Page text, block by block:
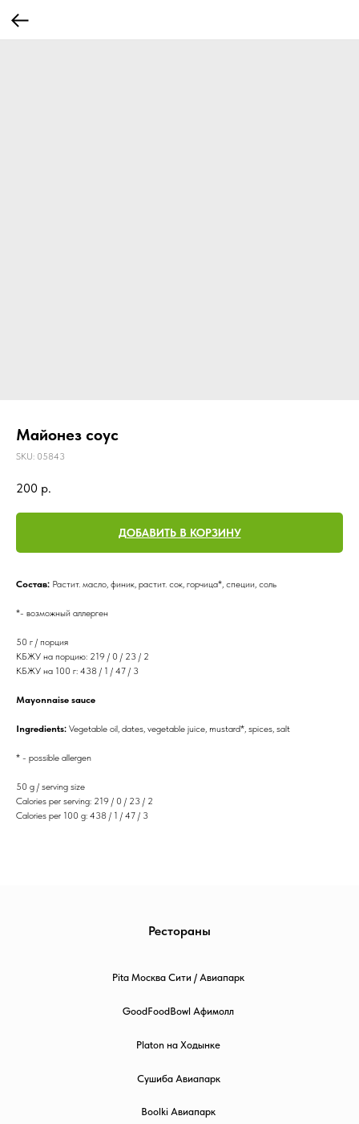
Майонез соус
SKU: 05843
200 р.
ДОБАВИТЬ В КОРЗИНУ
Состав: Растит. масло, финик, растит. сок, горчица*, специи, соль
*- возможный аллерген
50 г / порция
КБЖУ на порцию: 219 / 0 / 23 / 2
КБЖУ на 100 г: 438 / 1 / 47 / 3
Mayonnaise sauce
Ingredients: Vegetable oil, dates, vegetable juice, mustard*, spices, salt
* - possible allergen
50 g / serving size
Calories per serving: 219 / 0 / 23 / 2
Calories per 100 g: 438 / 1 / 47 / 3
Рестораны
Pita Москва Сити / Авиапарк
GoodFoodBowl Афимолл
Platon на Ходынке
Сушиба Авиапарк
Boolki Авиапарк